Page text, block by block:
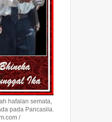
hafalan semata,
pada Pancasila.
/